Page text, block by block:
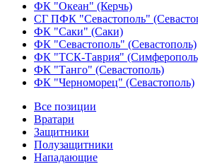
ФК "Океан" (Керчь)
СГ ПФК "Севастополь"
ФК "Саки" (Саки)
ФК "Севастополь" (Севастополь)
ФК "ТСК-Таврия"
ФК "Танго" (Севастополь)
ФК "Черноморец" (Севастополь)
Все позиции
Вратари
Защитники
Полузащитники
Нападающие